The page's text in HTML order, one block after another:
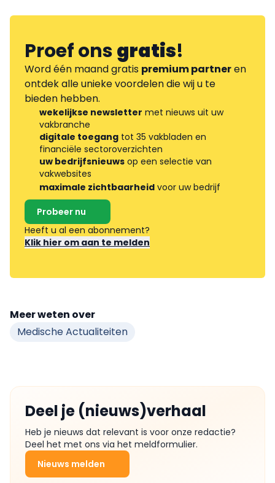
Proef onsgratis!
Word één maand gratis premium partneren
ontdek alle unieke voordelen die wij u te
bieden hebben.
wekelijkse newsletter met nieuws uit uw
vakbranche
digitale toegang tot 35 vakbladen en
financiële sectoroverzichten
uw bedrijfsnieuws op een selectie van
vakwebsites
maximale zichtbaarheid voor uw bedrijf
Probeer nu
Heeft u al een abonnement?
Klik hier om aan te melden
Meer weten over
Medische Actualiteiten
Deel je (nieuws)verhaal
Heb je nieuws dat relevant is voor onze redactie?
Deel het met ons via het meldformulier.
Nieuws melden